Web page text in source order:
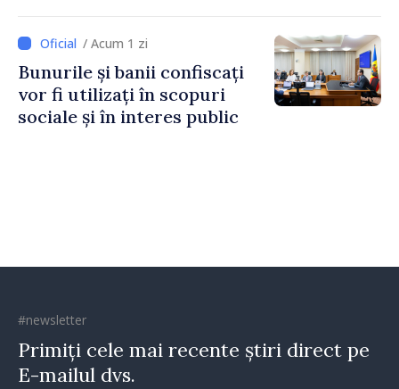
Irlandei de Nord, Fern
Horine / Acum 1 zi
Bunurile și banii confiscați
vor fi utilizați în scopuri
sociale și în interes public
#newsletter
Primiți cele mai recente știri direct pe
E-mailul dvs.